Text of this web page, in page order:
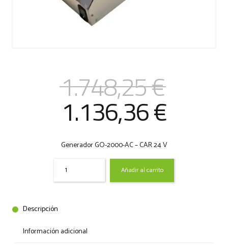
1.748,25€
El
precio
original
era:
1.136,36€El
precio
actual
es:
Generador GO-2000-AC – CAR 24 V
Añadir al carrito
Descripción
Información adicional